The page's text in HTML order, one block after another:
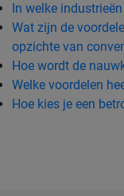
In welke
Wat zijn de
opzichte van
Hoe wordt de
Welke voordelen
Hoe kies je een